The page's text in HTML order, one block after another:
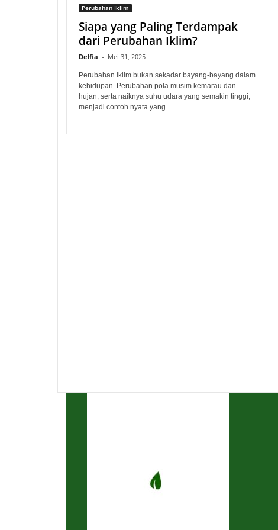
Perubahan Iklim
Siapa yang Paling Terdampak
dari Perubahan Iklim?
Delfia - Mei 31, 2025
Perubahan iklim bukan sekadar bayang-bayang dalam
kehidupan. Perubahan pola musim kemarau dan
hujan, serta naiknya suhu udara yang semakin tinggi,
menjadi contoh nyata yang...